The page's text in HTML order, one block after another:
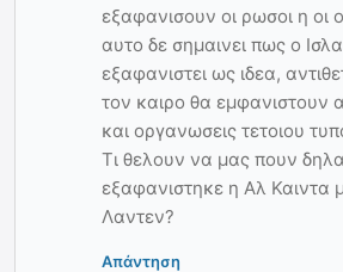
εξαφανισουν οι ρωσοι η οι
αυτο δε σημαινει πως ο
εξαφανιστει ως ιδεα,
τον καιρο θα εμφανιστουν
και οργανωσεις τετοιου
Τι θελουν να μας πουν
εξαφανιστηκε η Αλ Καιντα
Λαντεν?
Απάντηση